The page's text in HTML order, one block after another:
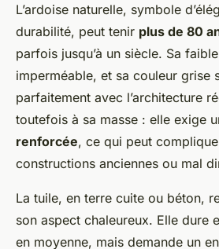
L’ardoise naturelle, symbole
durabilité, peut tenir plus de 80
parfois jusqu’à un siècle. Sa
imperméable, et sa couleur grise
parfaitement avec l’architecture
toutefois à sa masse : elle exige
renforcée, ce qui peut
constructions anciennes ou mal
La tuile, en terre cuite ou béton,
son aspect chaleureux. Elle dure
en moyenne, mais demande un